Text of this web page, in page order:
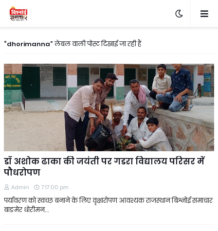
dhorimanna लेबल वाली पोस्ट दिखाई जा रही हैं
डॉ अशोक ढाका की जयंती पर गडरा विद्यालय परिसर में
पौधरोपण
Admin 7:17:00 pm
पर्यावरण को स्वच्छ बनाने के लिए वृक्षारोपण आवश्यक राजस्थान बिश्नोई समाचार
बाङमेर धोरीमन…